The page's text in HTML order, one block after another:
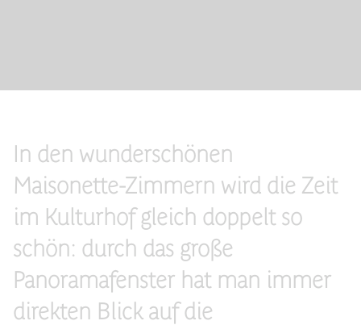
In den wunderschönen
Maisonette-Zimmern wird die Zeit
im Kulturhof gleich doppelt so
schön: durch das große
Panoramafenster hat man immer
direkten Blick auf die